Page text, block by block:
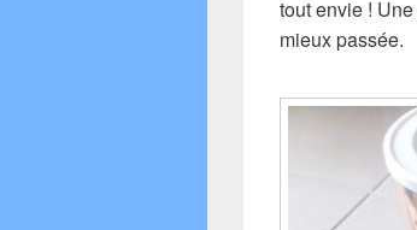
tout envie !
mieux passée.